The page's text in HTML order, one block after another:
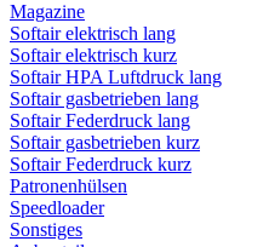
Magazine
Softair elektrisch lang
Softair elektrisch kurz
Softair HPA Luftdruck lang
Softair gasbetrieben lang
Softair Federdruck lang
Softair gasbetrieben kurz
Softair Federdruck kurz
Patronenhülsen
Speedloader
Sonstiges